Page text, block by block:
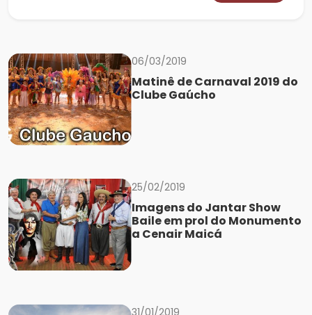
06/03/2019
Matinê de Carnaval 2019 do
Clube Gaúcho
25/02/2019
Imagens do Jantar Show
Baile em prol do Monumento
a Cenair Maicá